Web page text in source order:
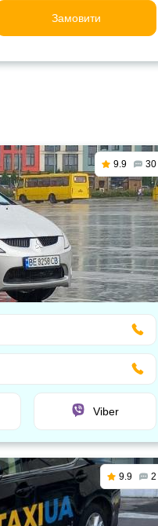
Замовити
9.9 30
Viber
9.9 2